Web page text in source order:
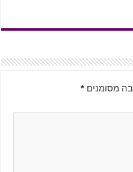
מסומנים *